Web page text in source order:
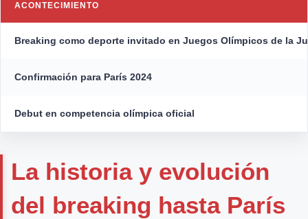
ACONTECIMIENTO
Breaking como deporte invitado en Juegos Olímpicos de la
Confirmación para París 2024
Debut en competencia olímpica oficial
La historia y evolución
del breaking hasta París